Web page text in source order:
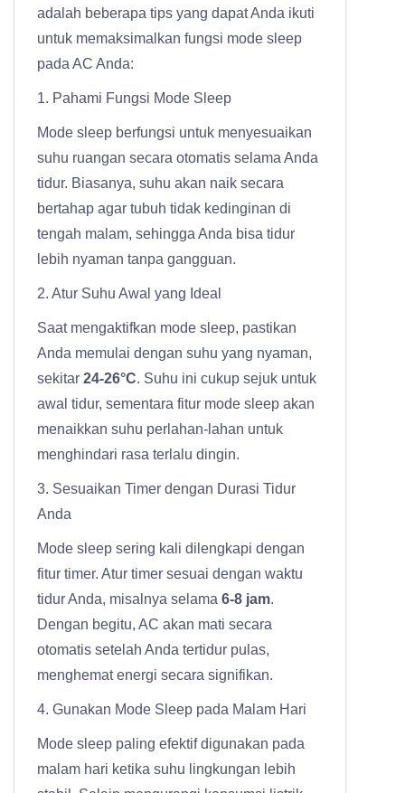
adalah beberapa tips yang dapat Anda ikuti
untuk memaksimalkan fungsi mode sleep
pada AC Anda:
1. Pahami Fungsi Mode Sleep
Mode sleep berfungsi untuk menyesuaikan
suhu ruangan secara otomatis selama Anda
tidur. Biasanya, suhu akan naik secara
bertahap agar tubuh tidak kedinginan di
tengah malam, sehingga Anda bisa tidur
lebih nyaman tanpa gangguan.
2. Atur Suhu Awal yang Ideal
Saat mengaktifkan mode sleep, pastikan
Anda memulai dengan suhu yang nyaman,
sekitar 24-26°C. Suhu ini cukup sejuk untuk
awal tidur, sementara fitur mode sleep akan
menaikkan suhu perlahan-lahan untuk
menghindari rasa terlalu dingin.
3. Sesuaikan Timer dengan Durasi Tidur
Anda
Mode sleep sering kali dilengkapi dengan
fitur timer. Atur timer sesuai dengan waktu
tidur Anda, misalnya selama 6-8 jam.
Dengan begitu, AC akan mati secara
otomatis setelah Anda tertidur pulas,
menghemat energi secara signifikan.
4. Gunakan Mode Sleep pada Malam Hari
Mode sleep paling efektif digunakan pada
malam hari ketika suhu lingkungan lebih